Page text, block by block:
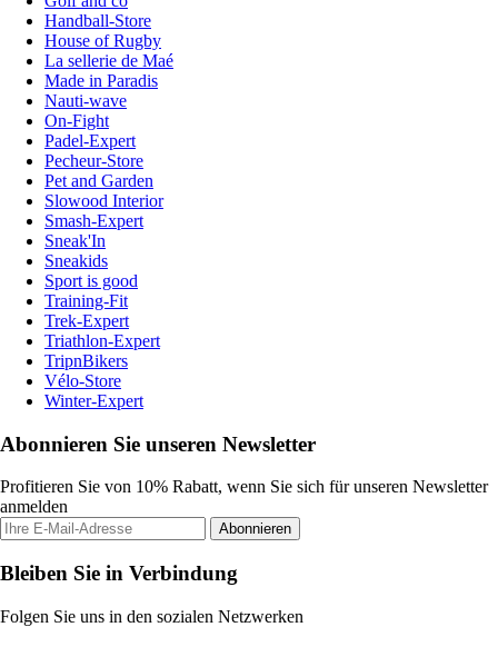
Handball-Store
House of Rugby
La sellerie de Maé
Made in Paradis
Nauti-wave
On-Fight
Padel-Expert
Pecheur-Store
Pet and Garden
Slowood Interior
Smash-Expert
Sneak'In
Sneakids
Sport is good
Training-Fit
Trek-Expert
Triathlon-Expert
TripnBikers
Vélo-Store
Winter-Expert
Abonnieren Sie unseren Newsletter
Profitieren Sie von 10% Rabatt, wenn Sie sich für unseren Newsletter
anmelden
Abonnieren
Bleiben Sie in Verbindung
Folgen Sie uns in den sozialen Netzwerken